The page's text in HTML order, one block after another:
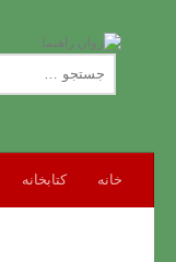
برای:
خانه کتابخانه